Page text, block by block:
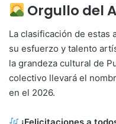
Orgullo del
La clasificación de estas
su esfuerzo y talento
la grandeza cultural de
colectivo llevará el
en el 2026.